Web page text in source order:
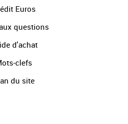
Euros
questions
d'achat
clefs
du site